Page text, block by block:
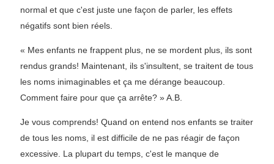
normal et que c'est juste une façon de parler, les effets
négatifs sont bien réels.
« Mes enfants ne frappent plus, ne se mordent plus, ils sont
rendus grands! Maintenant, ils s'insultent, se traitent de tous
les noms inimaginables et ça me dérange beaucoup.
Comment faire pour que ça arrête? » A.B.
Je vous comprends! Quand on entend nos enfants se traiter
de tous les noms, il est difficile de ne pas réagir de façon
excessive. La plupart du temps, c'est le manque de